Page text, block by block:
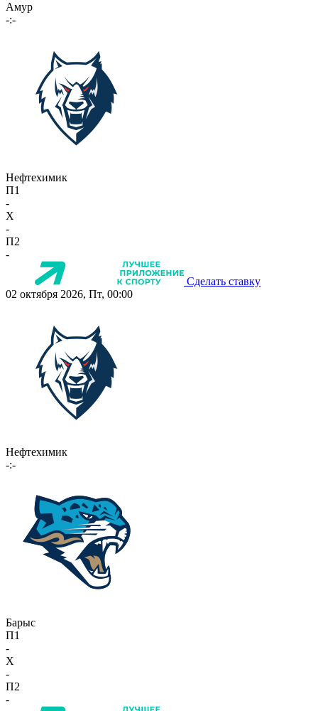
Амур
-:-
Нефтехимик
П1
-
X
-
П2
-
Сделать ставку
02 октября 2026, Пт, 00:00
Нефтехимик
-:-
Барыс
П1
-
X
-
П2
-